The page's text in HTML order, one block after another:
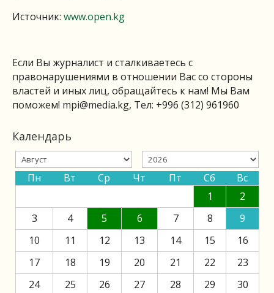
Источник: www.open.kg
Если Вы журналист и сталкиваетесь с
правонарушениями в отношении Вас со стороны
властей и иных лиц, обращайтесь к нам! Мы Вам
поможем! mpi@media.kg, Тел: +996 (312) 961960
Календарь
Пн Вт Ср Чт Пт Сб
Вс
1
2
3
4 5 6 7 8
9
10
11 12 13 14 15
16
17
18 19 20 21 22
23
24
25 26 27 28 29
30